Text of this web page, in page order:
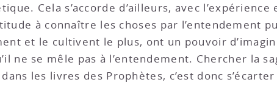
Cela s’accorde d’ailleurs, avec l’expérience
à connaître les choses par l’entendement
et le cultivent le plus, ont un pouvoir
se mêle pas à l’entendement. Chercher la
les livres des Prophètes, c’est donc